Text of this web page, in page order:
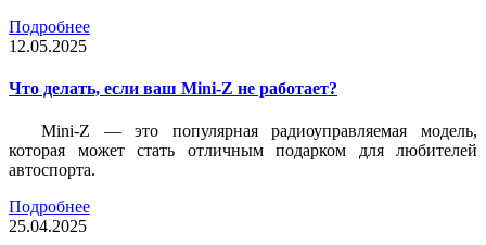
Подробнее
12.05.2025
Что делать, если ваш Mini-Z не работает?
Mini-Z — это популярная радиоуправляемая модель,
которая может стать отличным подарком для любителей
автоспорта.
Подробнее
25.04.2025